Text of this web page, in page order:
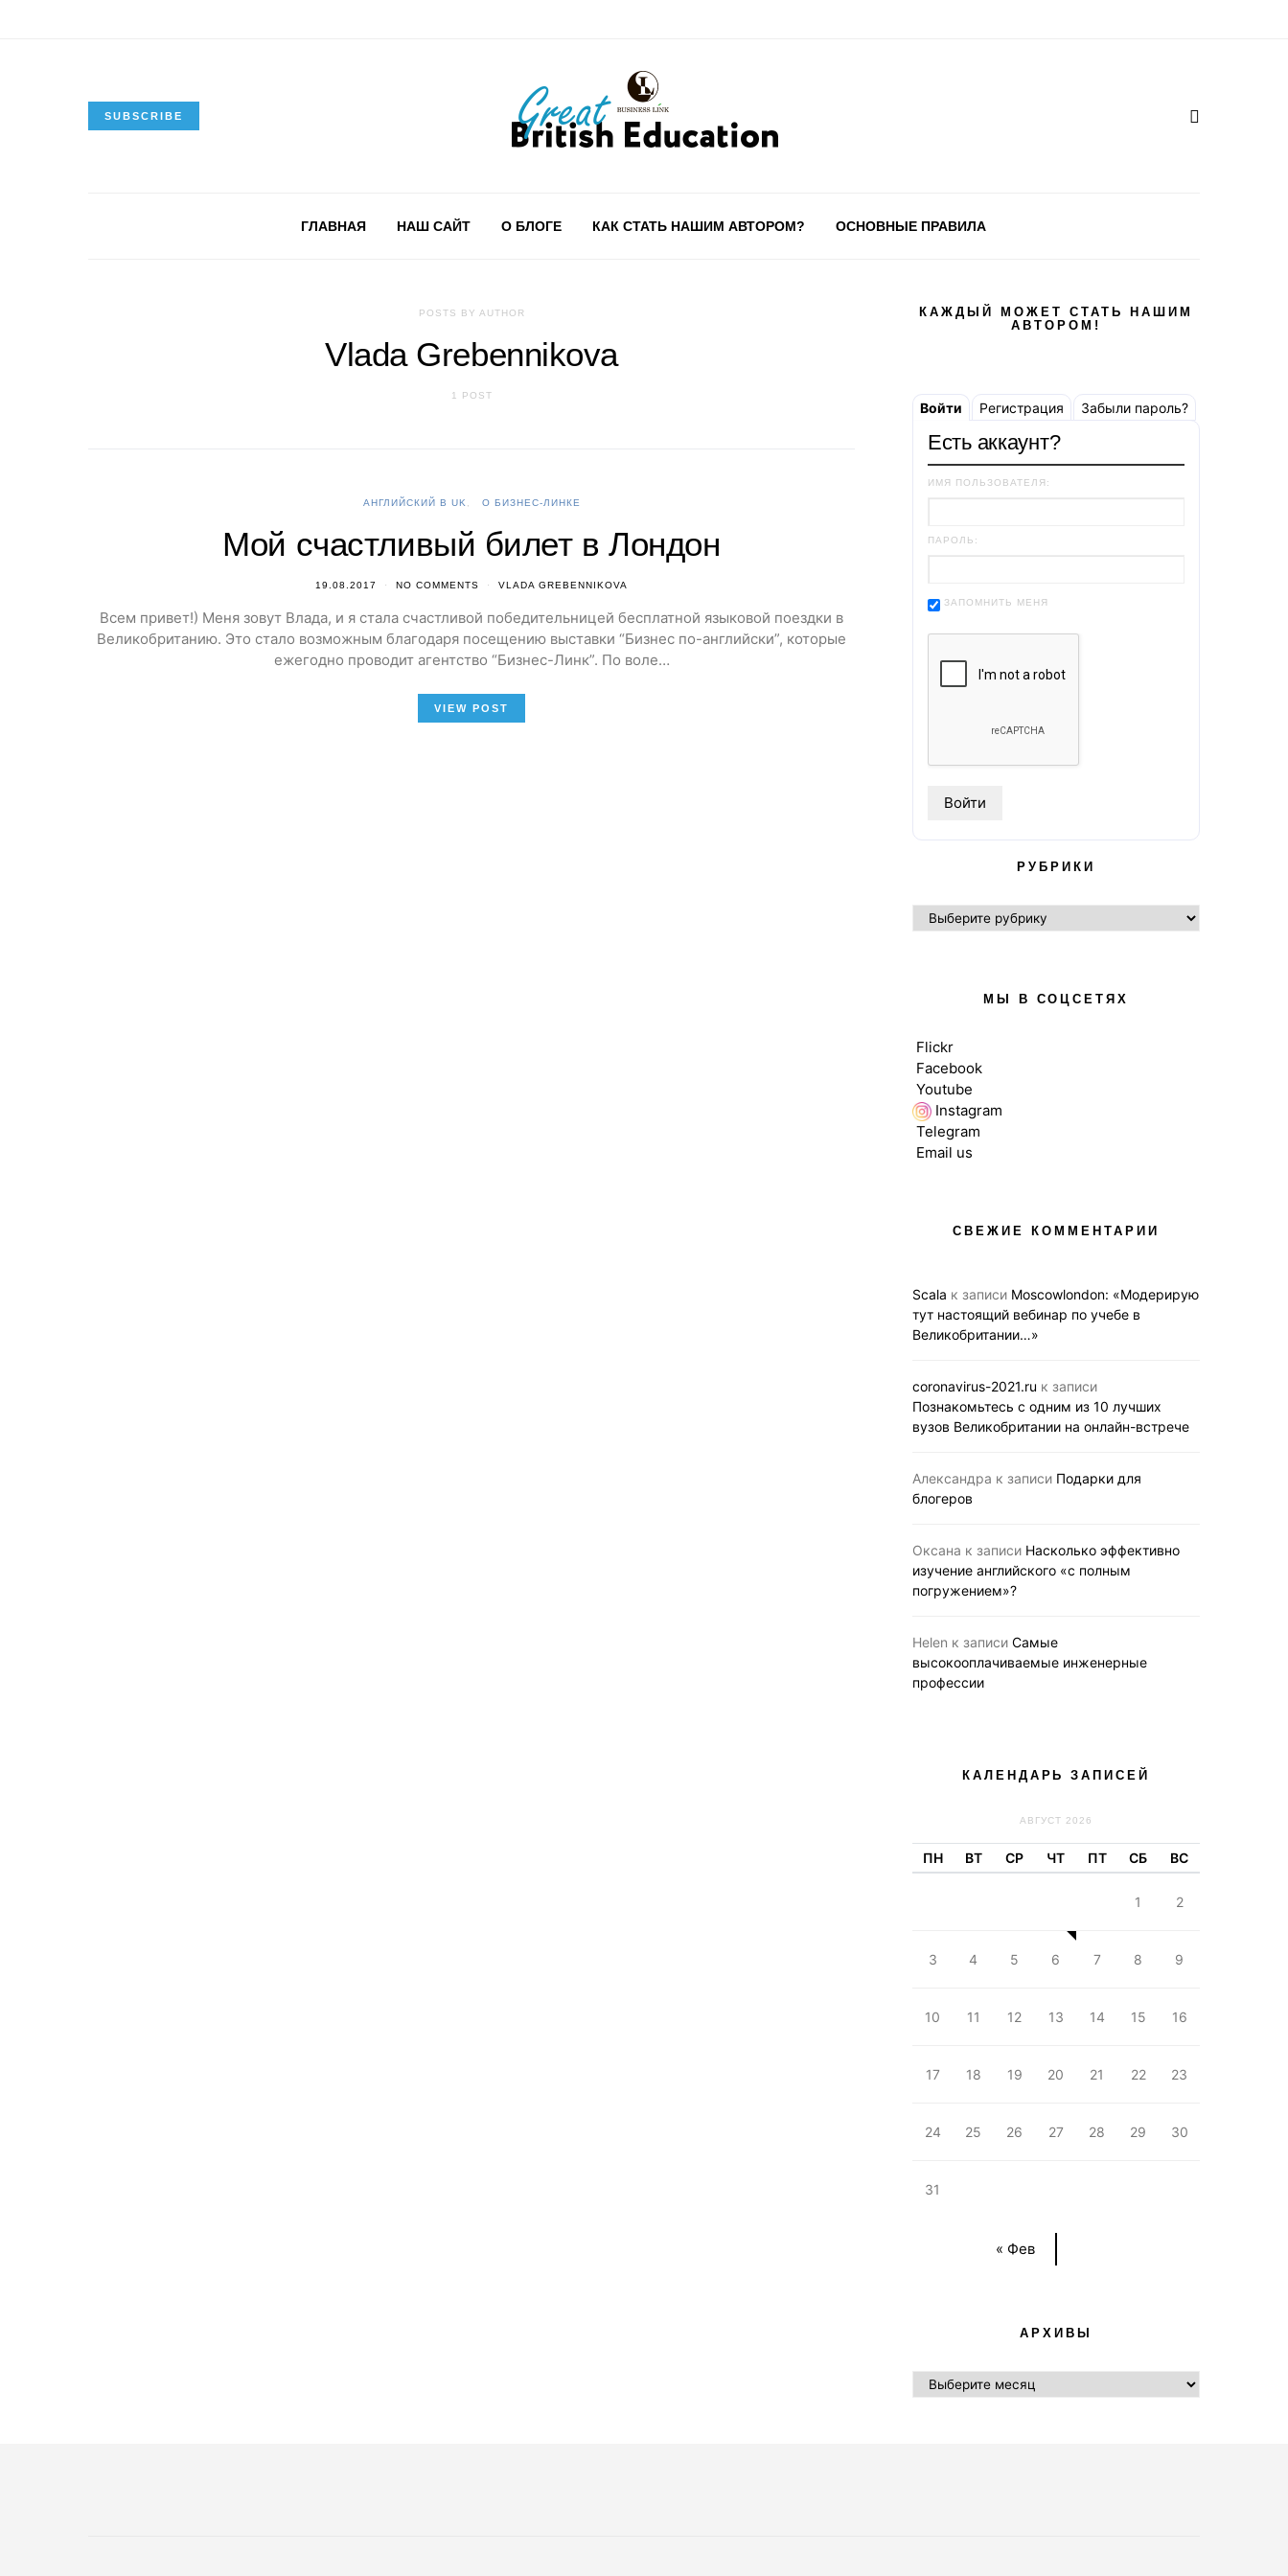
SUBSCRIBE
ГЛАВНАЯ НАШ САЙТ О БЛОГЕ КАК СТАТЬ НАШИМ АВТОРОМ? ОСНОВНЫЕ ПРАВИЛА
POSTS BY AUTHOR
Vlada Grebennikova
1 POST
АНГЛИЙСКИЙ В UK О БИЗНЕС-ЛИНКЕ
Мой счастливый билет в Лондон
19.08.2017 NO COMMENTS VLADA GREBENNIKOVA
Всем привет!) Меня зовут Влада, и я стала счастливой победительницей бесплатной языковой поездки в
Великобританию. Это стало возможным благодаря посещению выставки “Бизнес по-английски”, которые
ежегодно проводит агентство “Бизнес-Линк”. По воле…
VIEW POST
КАЖДЫЙ МОЖЕТ СТАТЬ НАШИМ
АВТОРОМ!
Войти Регистрация Забыли пароль?
Есть аккаунт?
ИМЯ ПОЛЬЗОВАТЕЛЯ:
ПАРОЛЬ:
ЗАПОМНИТЬ МЕНЯ
РУБРИКИ
РУБРИКИ
МЫ В СОЦСЕТЯХ
Flickr
Facebook
Youtube
Instagram
Telegram
Email us
СВЕЖИЕ КОММЕНТАРИИ
Scala к записи Moscowlondon: «Модерирую
тут настоящий вебинар по учебе в
Великобритании…»
coronavirus-2021.ru к записи
Познакомьтесь с одним из 10 лучших
вузов Великобритании на онлайн-встрече
Александра к записи Подарки для
блогеров
Оксана к записи Насколько эффективно
изучение английского «с полным
погружением»?
Helen к записи Самые
высокооплачиваемые инженерные
профессии
КАЛЕНДАРЬ ЗАПИСЕЙ
АВГУСТ 2026
ПН ВТ СР ЧТ ПТ СБ ВС
« Фев
1 2
3 4 5 6 7 8 9
10 11 12 13 14 15 16
17 18 19 20 21 22 23
24 25 26 27 28 29 30
31
АРХИВЫ
АРХИВЫ